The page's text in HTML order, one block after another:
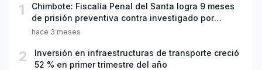
1
Chimbote: Fiscalía Penal del Santa logra 9 meses
de prisión preventiva contra investigado por
violación sexual y tentativa de feminicidio
hace 3 meses
2
Inversión en infraestructuras de transporte creció
52 % en primer trimestre del año